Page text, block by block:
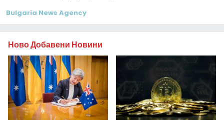
Bulgaria News Agency
Ново Добавени Новини